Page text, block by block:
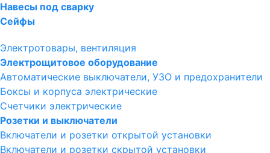
Навесы под сварку
Сейфы
Электротовары, вентиляция
Электрощитовое оборудование
Автоматические выключатели, УЗО и предохранители
Боксы и корпуса электрические
Счетчики электрические
Розетки и выключатели
Включатели и розетки открытой установки
Включатели и розетки скрытой установки